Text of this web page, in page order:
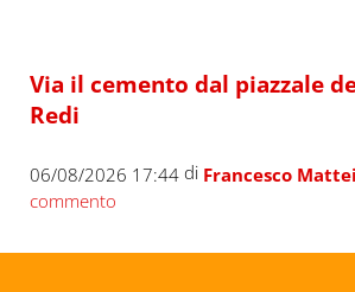
Via il cemento dal piazzale
Redi
06/08/2026 17:44di Francesco
commento